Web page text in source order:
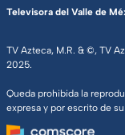
TV Azteca, M.R. & ©, TV
2025.
Queda prohibida la
expresa y por escrito de
Televisora del Valle de